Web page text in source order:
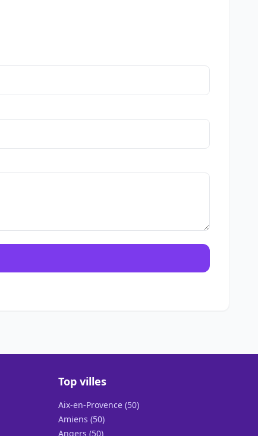
Top villes
Aix-en-Provence (50)
Amiens (50)
Angers (50)